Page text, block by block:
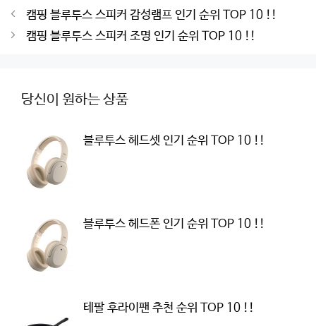
Post
navigation
캠핑 블루투스 스피커 감성램프 인기 순위 TOP 10 !!
캠핑 블루투스 스피커 조명 인기 순위 TOP 10 !!
당신이 원하는 상품
블루투스 헤드셋 인기 순위 TOP 10 !!
블루투스 헤드폰 인기 순위 TOP 10 !!
테팔 후라이팬 추천 순위 TOP 10 !!